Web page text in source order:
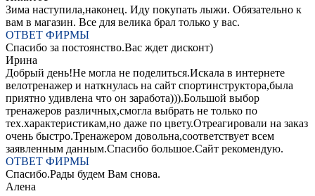
Зима наступила,наконец. Иду покупать лыжи. Обязательно к
вам в магазин. Все для велика брал только у вас.
ОТВЕТ ФИРМЫ
Спасибо за постоянство.Вас ждет дисконт)
Ирина
Добрый день!Не могла не поделиться.Искала в интернете
велотренажер и наткнулась на сайт спортинструктора,была
приятно удивлена что он заработа))).Большой выбор
тренажеров различных,смогла выбрать не только по
тех.характеристикам,но даже по цвету.Отреагировали на заказ
очень быстро.Тренажером довольна,соответствует всем
заявленным данным.Спасибо большое.Сайт рекомендую.
ОТВЕТ ФИРМЫ
Спасибо.Рады будем Вам снова.
Алена